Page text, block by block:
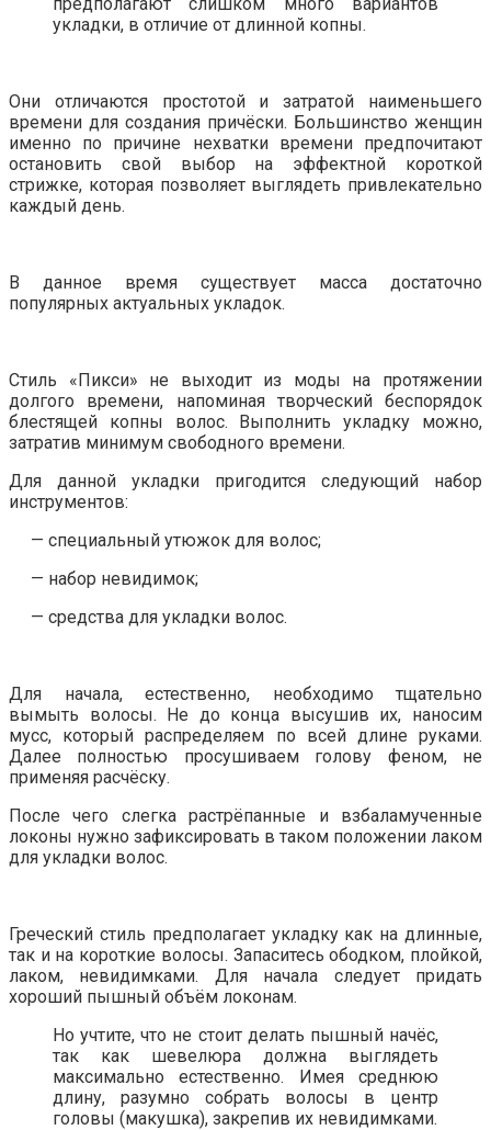
укладки, в отличие от длинной копны.
Они отличаются простотой и затратой наименьшего
времени для создания причёски. Большинство женщин
именно по причине нехватки времени предпочитают
остановить свой выбор на эффектной короткой
стрижке, которая позволяет выглядеть привлекательно
каждый день.
В данное время существует масса достаточно
популярных актуальных укладок.
Стиль «Пикси» не выходит из моды на протяжении
долгого времени, напоминая творческий беспорядок
блестящей копны волос. Выполнить укладку можно,
затратив минимум свободного времени.
Для данной укладки пригодится следующий набор
инструментов:
— специальный утюжок для волос;
— набор невидимок;
— средства для укладки волос.
Для начала, естественно, необходимо тщательно
вымыть волосы. Не до конца высушив их, наносим
мусс, который распределяем по всей длине руками.
Далее полностью просушиваем голову феном, не
применяя расчёску.
После чего слегка растрёпанные и взбаламученные
локоны нужно зафиксировать в таком положении лаком
для укладки волос.
Греческий стиль предполагает укладку как на длинные,
так и на короткие волосы. Запаситесь ободком, плойкой,
лаком, невидимками. Для начала следует придать
хороший пышный объём локонам.
Но учтите, что не стоит делать пышный начёс,
так как шевелюра должна выглядеть
максимально естественно. Имея среднюю
длину, разумно собрать волосы в центр
головы (макушка), закрепив их невидимками.